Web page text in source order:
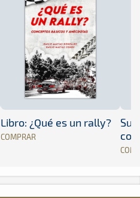
Libro: ¿Qué es un rally?
COMPRAR